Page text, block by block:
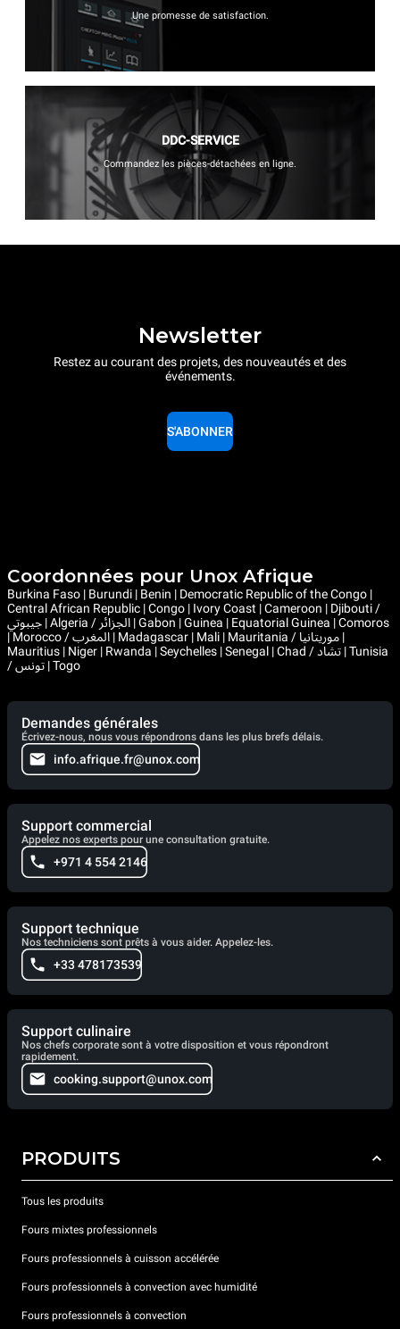
Une promesse de satisfaction.
DDC-SERVICE
Commandez les pièces-détachées en ligne.
Newsletter
Restez au courant des projets, des nouveautés et des
événements.
S'ABONNER
Coordonnées pour Unox Afrique
Burkina Faso | Burundi | Benin | Democratic Republic of the Congo |
Central African Republic | Congo | Ivory Coast | Cameroon | Djibouti /
جيبوتي | Algeria / الجزائر | Gabon | Guinea | Equatorial Guinea | Comoros
| Morocco / المغرب | Madagascar | Mali | Mauritania / موريتانيا |
Mauritius | Niger | Rwanda | Seychelles | Senegal | Chad / تشاد | Tunisia
/ تونس | Togo
Demandes générales
Écrivez-nous, nous vous répondrons dans les plus brefs délais.
info.afrique.fr@unox.com
Support commercial
Appelez nos experts pour une consultation gratuite.
+971 4 554 2146
Support technique
Nos techniciens sont prêts à vous aider. Appelez-les.
+33 478173539
Support culinaire
Nos chefs corporate sont à votre disposition et vous répondront
rapidement.
cooking.support@unox.com
PRODUITS
Tous les produits
Fours mixtes professionnels
Fours professionnels à cuisson accélérée
Fours professionnels à convection avec humidité
Fours professionnels à convection